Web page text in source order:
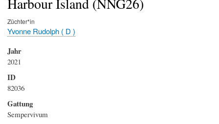
Züchter*in
Yvonne Rudolph ( D )
Jahr
2021
ID
82036
Gattung
Sempervivum